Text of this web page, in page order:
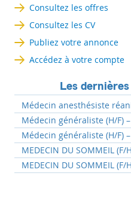
Consultez les offres
Consultez les CV
Publiez votre annonce
Accédez à votre compte
Les
Médecin anesthésiste
Médecin généraliste (H/F)
Médecin généraliste (H/F)
MEDECIN DU SOMMEIL (F/
MEDECIN DU SOMMEIL (F/